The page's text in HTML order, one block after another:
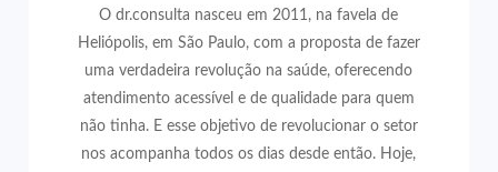
O dr.consulta nasceu em 2011, na favela de
Heliópolis, em São Paulo, com a proposta de fazer
uma verdadeira revolução na saúde, oferecendo
atendimento acessível e de qualidade para quem
não tinha. E esse objetivo de revolucionar o setor
nos acompanha todos os dias desde então. Hoje,